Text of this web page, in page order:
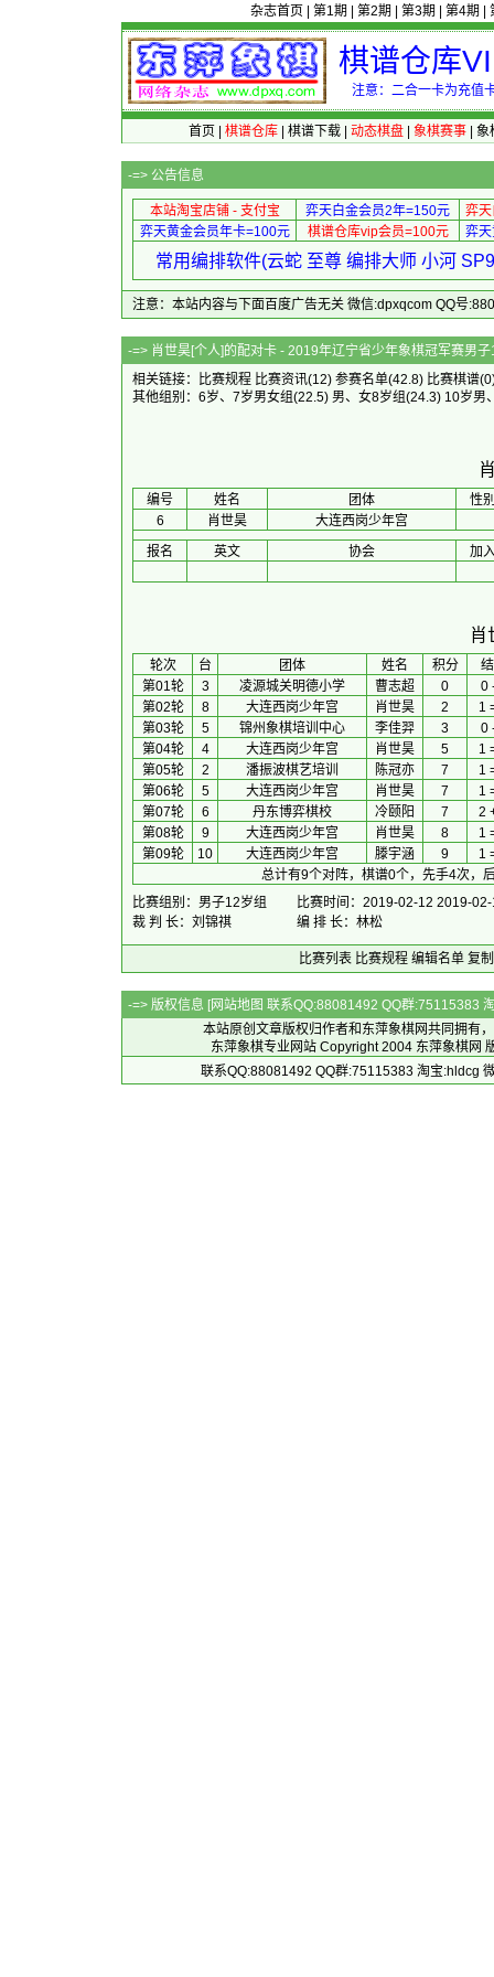
杂志首页 第1期 第2期 第3期 第4期
棋谱仓库
注意：二合一卡为充值
首页 棋谱仓库| 棋谱下载| 动态棋盘| 象棋赛事| 象
-=> 公告信息
本站淘宝店铺 - 支付宝 弈天白金会员2年=150元
弈
弈天黄金会员年卡=100元
棋谱仓库vip会员=100元 弈
常用编排软件(云蛇 至尊 编排大师 小河
注意：本站内容与下面百度广告无关 微信:dpxqcom QQ号
-=> 肖世昊[个人]的配对卡 - 2019年辽
相关链接：
比赛规程 比赛资讯(12) 参赛名单(42.8) 比赛棋谱
其他组别： 6岁、7岁男女组(22.5) 男、女8岁组(24.3) 10岁男
编号 姓名 团体
性
6
肖世昊
大连西岗少年宫
报名
英文 协会 加
肖
轮次 台 团体 姓名 积分
第01轮
3 凌源城关明德小学 曹志超 0
0
第02轮
8 大连西岗少年宫 肖世昊 2
1
第03轮
5 锦州象棋培训中心 李佳羿 3
0
第04轮
4 大连西岗少年宫 肖世昊 5
1
第05轮
2 潘振波棋艺培训 陈冠亦 7
1
第06轮
5 大连西岗少年宫 肖世昊 7
1
第07轮
6 丹东博弈棋校 冷颐阳 7
2
第08轮
9 大连西岗少年宫 肖世昊 8
1
第09轮
10 大连西岗少年宫 滕宇涵 9
1
总计有9个对阵，棋谱0个，先手4次，
比赛组别：男子12岁组
比赛时间：2019-02-12 2019-
裁 判 长：刘锦祺
编 排 长：林松
比赛列表 比赛规程 编辑名单 复
-=> 版权信息 [网站地图 联系QQ:88081492 QQ群:75115383
本站原创文章版权归作者和 东萍象棋网共同拥有
东萍象棋专业网站 Copyright 2004 东萍象棋网
联系QQ:88081492 QQ群:75115383 淘宝:hldcg